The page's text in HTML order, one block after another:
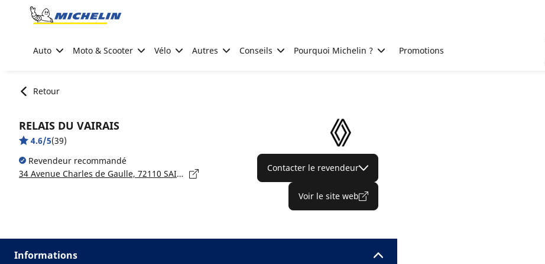
Go to page content
Auto Moto & Scooter Vélo Autres Conseils Pourquoi Michelin ? Promotions
Retour
RELAIS DU VAIRAIS
4.6/5(39)
Revendeur recommandé
34 Avenue Charles de Gaulle, 72110 SAINT-COSME-EN-VAIRAIS
Contacter le revendeur
Voir le site web
Informations